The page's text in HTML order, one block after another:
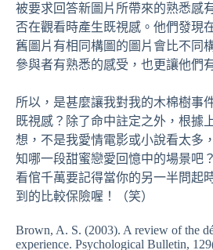
被要求回答新圖片所帶來的熟悉感
否在觀看時產生既視感。他們發現
舊圖片有相同構圖的圖片會比不同
參與者有熟悉的感受，也更讓他們
所以，是甚麼讓我對我的木棉樹事
既視感？除了命中註定之外，根據
想，不是我愛情電影或小說看太多
知哪一段甜蜜戀愛回憶中的場景吧
看倌千萬要記得當你的另一半問起
到的比較保險喔！（笑）
Brown, A. S. (2003). A review of the
experience. Psychological Bulletin,